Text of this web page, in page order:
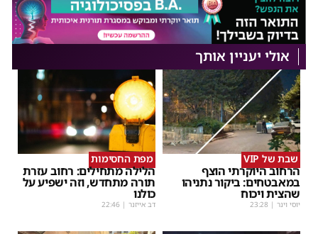
אולי יעניין אותך
שבת של VIP
הרחוב היוקרתי הוצף
במאבטחים: ביקור נתניהו
שהצית ויכוח
יוסי וינר |
23:28
מפת החסימות
הלילה מתחילים: רחוב עזרת
תורה מתחדש, וזה ישפיע על
כולנו
דב אייזנר |
22:46